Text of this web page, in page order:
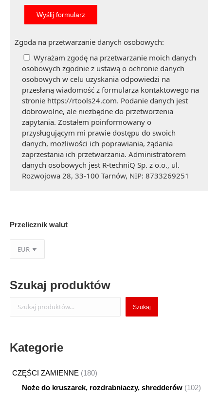
Zgoda na przetwarzanie danych osobowych:
Wyrażam zgodę na przetwarzanie moich danych
osobowych zgodnie z ustawą o ochronie danych
osobowych w celu uzyskania odpowiedzi na
przesłaną wiadomość z formularza kontaktowego na
stronie https://rtools24.com. Podanie danych jest
dobrowolne, ale niezbędne do przetworzenia
zapytania. Zostałem poinformowany o
przysługującym mi prawie dostępu do swoich
danych, możliwości ich poprawiania, żądania
zaprzestania ich przetwarzania. Administratorem
danych osobowych jest R-techniQ Sp. z o.o., ul.
Rozwojowa 28, 33-100 Tarnów, NIP: 8733269251
Przelicznik walut
Szukaj produktów
Szukaj
Kategorie
CZĘŚCI ZAMIENNE 180180
produktów
Noże do kruszarek, rozdrabniaczy, shredderów 102102